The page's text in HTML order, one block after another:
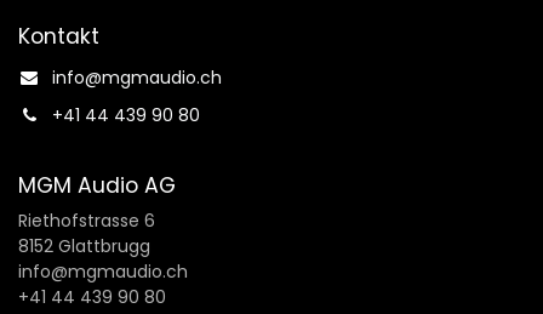
Kontakt
info@mgmaudio.ch​
+41 44 439 90 80
MGM Audio AG
Riethofstrasse 6
8152 Glattbrugg
info@mgmaudio.ch
+41 44 439 90 80